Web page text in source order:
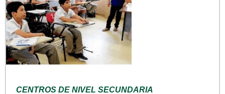
CENTROS DE NIVEL SECUNDARIA